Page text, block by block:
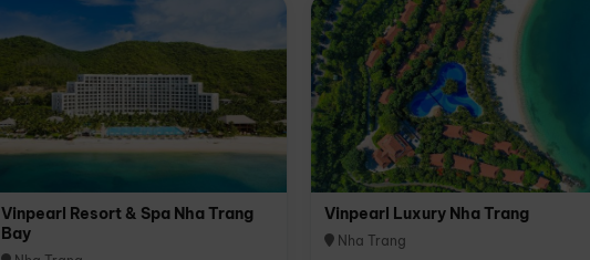
Vinpearl Resort & Spa Nha Trang
Bay
Vinpearl Luxury Nha Trang
Nha Trang